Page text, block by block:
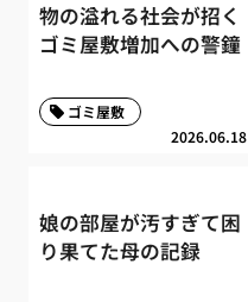
物の溢れる社会が招く
ゴミ屋敷増加への警鐘
2026.06.18
ゴミ屋敷
娘の部屋が汚すぎて困
り果てた母の記録